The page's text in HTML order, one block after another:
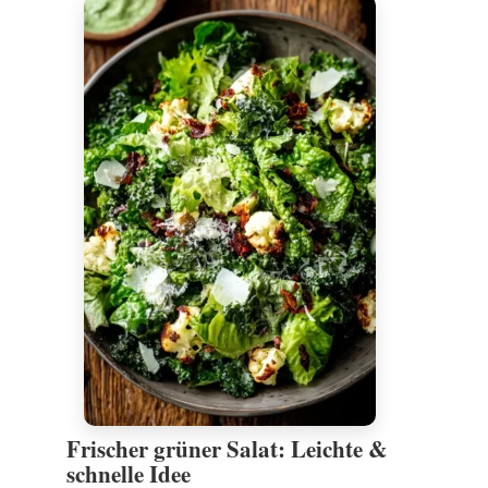
Frischer grüner Salat: Leichte &
schnelle Idee